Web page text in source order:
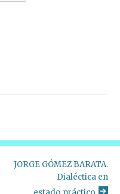
JORGE GÓMEZ BARATA.
Dialéctica en